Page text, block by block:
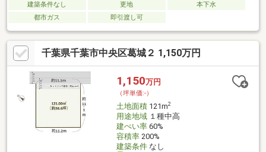
建築条件なし 更地
本下水
都市ガス
即引渡し可
千葉県千葉市中央区葛城２ 1,150万円
1,150万円
（坪単価:-）
土地面積121m2
用途地域１種中高
建ぺい率60%
容積率200%
建築条件なし